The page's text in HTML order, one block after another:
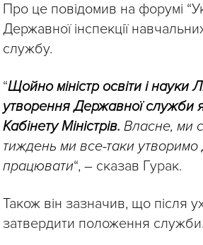
Про це повідомив на форумі
Державної інспекції
службу.
“Щойно міністр освіти і науки
утворення Державної служби
Кабінету Міністрів. Власне, ми
тиждень ми все-таки утворимо
працювати“, – сказав Гурак.
Також він зазначив, що після
затвердити положення служби.